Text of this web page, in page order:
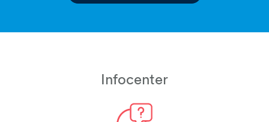
Infocenter